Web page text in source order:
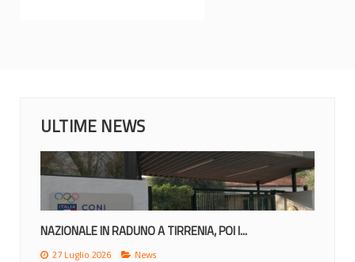
ULTIME NEWS
NAZIONALE IN RADUNO A TIRRENIA, POI I...
27 Luglio 2026 News